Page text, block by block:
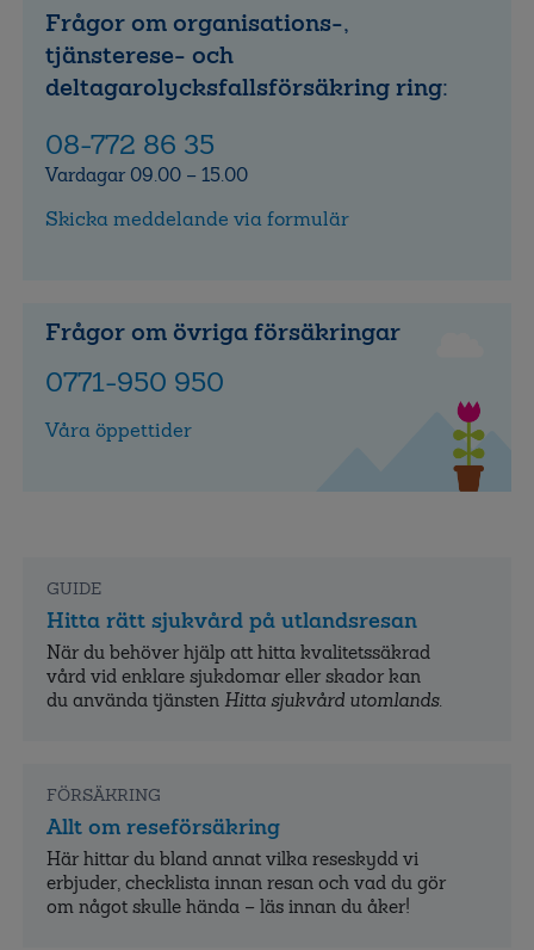
Frågor om organisations-,
tjänsterese- och
deltagarolycksfallsförsäkring ring:
08-772 86 35
Vardagar 09.00 – 15.00
Skicka meddelande via formulär
Frågor om övriga försäkringar
0771-950 950
Våra öppettider
GUIDE
Hitta rätt sjukvård på utlandsresan
När du behöver hjälp att hitta kvalitets­säkrad
vård vid enklare sjukdomar eller skador kan
du använda tjänsten Hitta sjukvård utomlands.
FÖRSÄKRING
Allt om reseförsäkring
Här hittar du bland annat vilka reseskydd vi
erbjuder, checklista innan resan och vad du gör
om något skulle hända – läs innan du åker!